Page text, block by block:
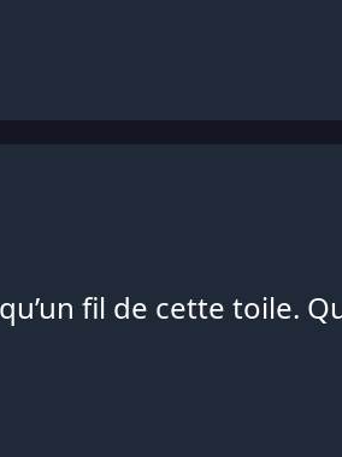
fil de cette toile.